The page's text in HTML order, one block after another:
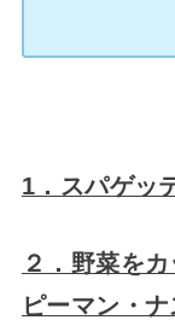
1．スパゲッ
２．野菜を
ピーマン・